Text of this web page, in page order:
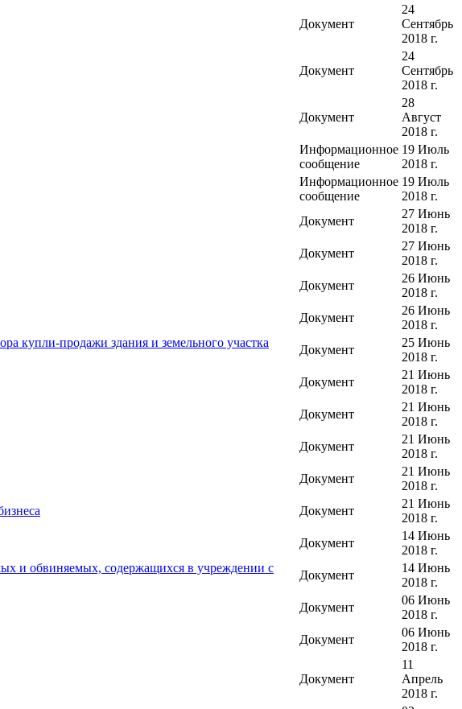
Документ
24
Сентябрь
2018 г.
Документ
24
Сентябрь
2018 г.
Документ
28
Август
2018 г.
Информационное
сообщение
19 Июль
2018 г.
Информационное
сообщение
19 Июль
2018 г.
Документ
27 Июнь
2018 г.
Документ
27 Июнь
2018 г.
Документ
26 Июнь
2018 г.
Документ
26 Июнь
2018 г.
купли-продажи здания и земельного участка
Документ
25 Июнь
2018 г.
Документ
21 Июнь
2018 г.
Документ
21 Июнь
2018 г.
Документ
21 Июнь
2018 г.
Документ
21 Июнь
2018 г.
Документ
21 Июнь
2018 г.
Документ
14 Июнь
2018 г.
и обвиняемых, содержащихся в учреждении с
Документ
14 Июнь
2018 г.
Документ
06 Июнь
2018 г.
Документ
06 Июнь
2018 г.
Документ
11
Апрель
2018 г.